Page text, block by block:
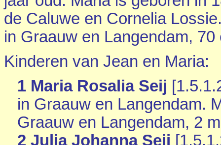
de Caluwe en Cornelia
in Graauw en Langendam, 70
Kinderen van Jean en Maria:
1 Maria Rosalia Seij [
in Graauw en Langendam.
Graauw en Langendam, 2
2 Julia Johanna Seij [